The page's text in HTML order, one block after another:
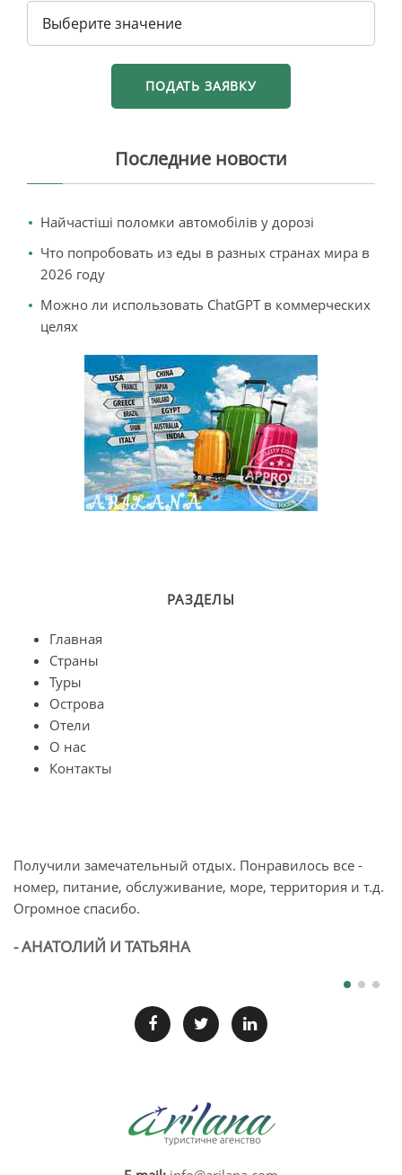
Последние новости
Найчастіші поломки автомобілів у дорозі
Что попробовать из еды в разных странах мира в
2026 году
Можно ли использовать ChatGPT в коммерческих
целях
РАЗДЕЛЫ
Главная
Страны
Туры
Острова
Отели
О нас
Контакты
Получили замечательный отдых. Понравилось все -
номер, питание, обслуживание, море, территория и т.д.
Огромное спасибо.
- АНАТОЛИЙ И ТАТЬЯНА